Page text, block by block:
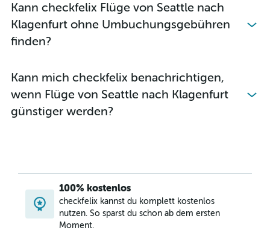
Kann checkfelix Flüge von Seattle nach
Klagenfurt ohne Umbuchungsgebühren
finden?
Kann mich checkfelix benachrichtigen,
wenn Flüge von Seattle nach Klagenfurt
günstiger werden?
100% kostenlos
checkfelix kannst du komplett kostenlos
nutzen. So sparst du schon ab dem ersten
Moment.